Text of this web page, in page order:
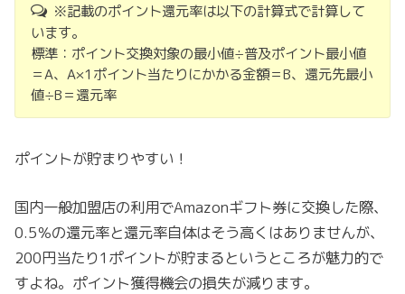
※記載のポイント還元率は以下の計算式で計算して
います。
標準：ポイント交換対象の最小値÷普及ポイント最小値
＝A、A×1ポイント当たりにかかる金額＝B、還元先最小
値÷B＝還元率
ポイントが貯まりやすい！
国内一般加盟店の利用でAmazonギフト券に交換した際、
0.5％の還元率と還元率自体はそう高くはありませんが、
200円当たり1ポイントが貯まるというところが魅力的で
すよね。ポイント獲得機会の損失が減ります。